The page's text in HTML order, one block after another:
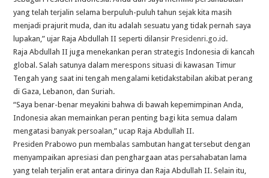
yang telah terjalin selama berpuluh-puluh tahun sejak kita masih
menjadi prajurit muda, dan itu adalah sesuatu yang tidak pernah saya
lupakan,” ujar Raja Abdullah II seperti dilansirPresidenri.go.id.
Raja Abdullah II juga menekankan peran strategis Indonesia di kancah
global. Salah satunya dalam merespons situasi di kawasan Timur
Tengah yang saat ini tengah mengalami ketidakstabilan akibat perang
di Gaza, Lebanon, dan Suriah.
“Saya benar-benar meyakini bahwa di bawah kepemimpinan Anda,
Indonesia akan memainkan peran penting bagi kita semua dalam
mengatasi banyak persoalan,” ucap Raja Abdullah II.
Presiden Prabowo pun membalas sambutan hangat tersebut dengan
menyampaikan apresiasi dan penghargaan atas persahabatan lama
yang telah terjalin erat antara dirinya dan Raja Abdullah II. Selain itu,